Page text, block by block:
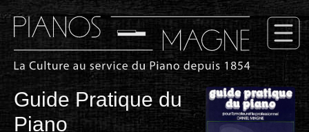
Guide Pratique du
Piano